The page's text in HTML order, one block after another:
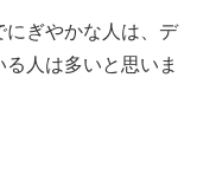
にぎやかな人は、デ
人は多いと思いま